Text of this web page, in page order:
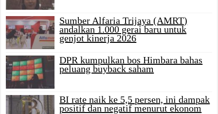
Sumber Alfaria Trijaya (AMRT)
andalkan 1.000 gerai baru untuk
genjot kinerja 2026
DPR kumpulkan bos Himbara bahas
peluang buyback saham
BI rate naik ke 5,5 persen, ini dampak
positif dan negatif menurut ekonom